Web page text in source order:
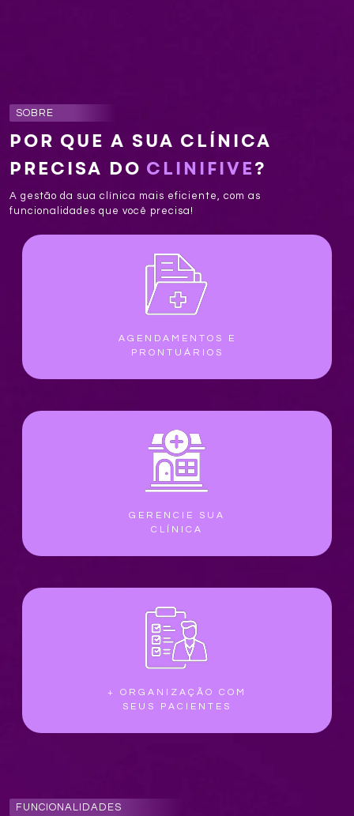
SOBRE
POR QUE A SUA CLÍNICA
PRECISA DO CLINIFIVE?
A gestão da sua clínica mais eficiente, com as
funcionalidades que você precisa!
AGENDAMENTOS E
PRONTUÁRIOS
GERENCIE SUA
CLÍNICA
+ ORGANIZAÇÃO COM
SEUS PACIENTES
FUNCIONALIDADES